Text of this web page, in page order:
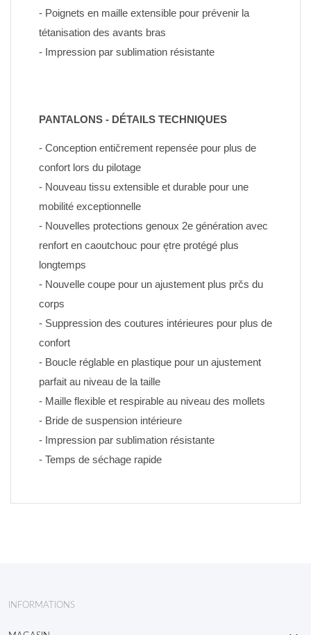
- Poignets en maille extensible pour prévenir la
tétanisation des avants bras
- Impression par sublimation résistante
PANTALONS - DÉTAILS TECHNIQUES
- Conception entičrement repensée pour plus de
confort lors du pilotage
- Nouveau tissu extensible et durable pour une
mobilité exceptionnelle
- Nouvelles protections genoux 2e génération avec
renfort en caoutchouc pour ętre protégé plus
longtemps
- Nouvelle coupe pour un ajustement plus prčs du
corps
- Suppression des coutures intérieures pour plus de
confort
- Boucle réglable en plastique pour un ajustement
parfait au niveau de la taille
- Maille flexible et respirable au niveau des mollets
- Bride de suspension intérieure
- Impression par sublimation résistante
- Temps de séchage rapide
INFORMATIONS